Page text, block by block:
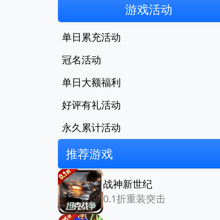
游戏活动
单日累充活动
冠名活动
单日大额福利
好评有礼活动
永久累计活动
推荐游戏
战神新世纪
0.1折重装突击